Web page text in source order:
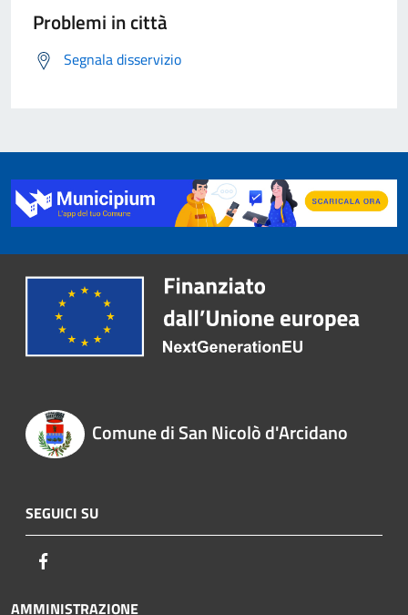
Problemi in città
Segnala disservizio
Comune di San Nicolò d'Arcidano
SEGUICI SU
AMMINISTRAZIONE